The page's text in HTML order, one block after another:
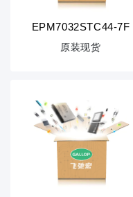
EPM7032STC44-7F
原装现货